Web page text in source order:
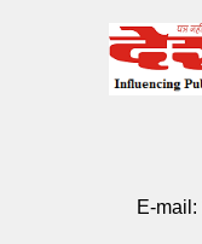
E-mail: